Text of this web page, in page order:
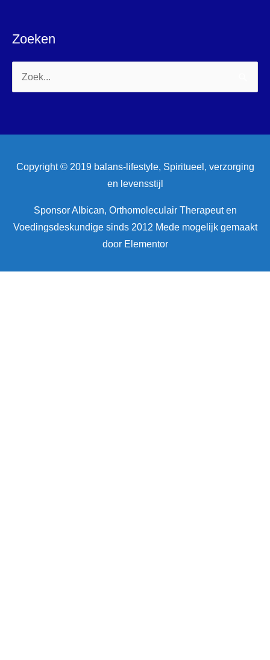
Zoeken
Zoek
naar:
Copyright © 2019 balans-lifestyle, Spiritueel, verzorging
en levensstijl
Sponsor Albican, Orthomoleculair Therapeut en
Voedingsdeskundige sinds 2012 Mede mogelijk gemaakt
door Elementor